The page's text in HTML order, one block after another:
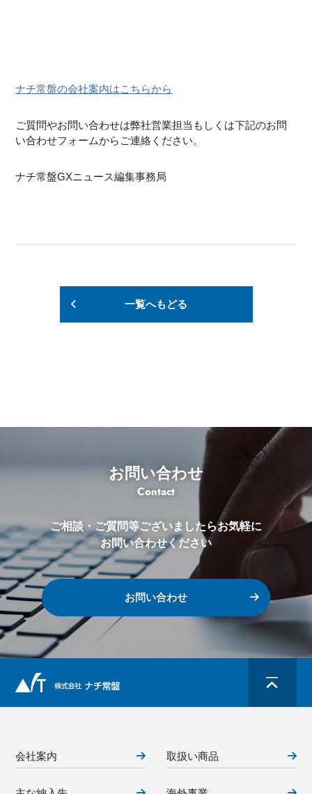
ナチ常盤の会社案内はこちらから
ご質問やお問い合わせは弊社営業担当もしくは下記のお問
い合わせフォームからご連絡ください。
ナチ常盤GXニュース編集事務局
一覧へもどる
お問い合わせ
Contact
ご相談・ご質問等ございましたらお気軽に
お問い合わせください
お問い合わせ
会社案内 取扱い商品